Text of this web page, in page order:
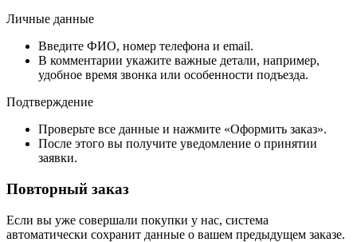
Личные данные
Введите ФИО, номер телефона и email.
В комментарии укажите важные детали, например,
удобное время звонка или особенности подъезда.
Подтверждение
Проверьте все данные и нажмите «Оформить заказ».
После этого вы получите уведомление о принятии
заявки.
Повторный заказ
Если вы уже совершали покупки у нас, система
автоматически сохранит данные о вашем предыдущем заказе.